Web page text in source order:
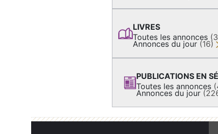
LIVRES
Toutes les annonces
Annonces du jour (16)
PUBLICATIONS EN
Toutes les annonces
Annonces du jour